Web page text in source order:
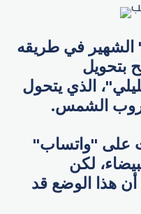
الشهير في طريقه
بتحويل
الذي يتحول
غروب الشمس.
على "واتساب"
لكن
هذا الوضع قد